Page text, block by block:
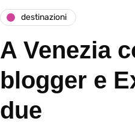
destinazioni
A Venezia
blogger e
due